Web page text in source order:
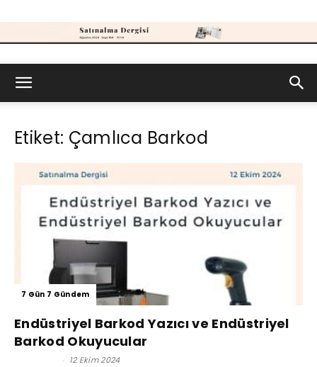
Dergisi
Etiket: Çamlıca Barkod
7 Gün 7 Gündem
Endüstriyel Barkod Yazıcı ve Endüstriyel
Barkod Okuyucular
- 12 Ekim 2024